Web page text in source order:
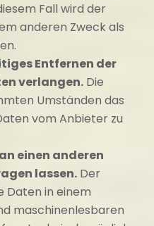
Fall wird der
anderen Zweck als
Entfernen der
verlangen. Die
Umständen das
vom Anbieter zu
einen anderen
lassen. Der
Daten in einem
maschinenlesbaren